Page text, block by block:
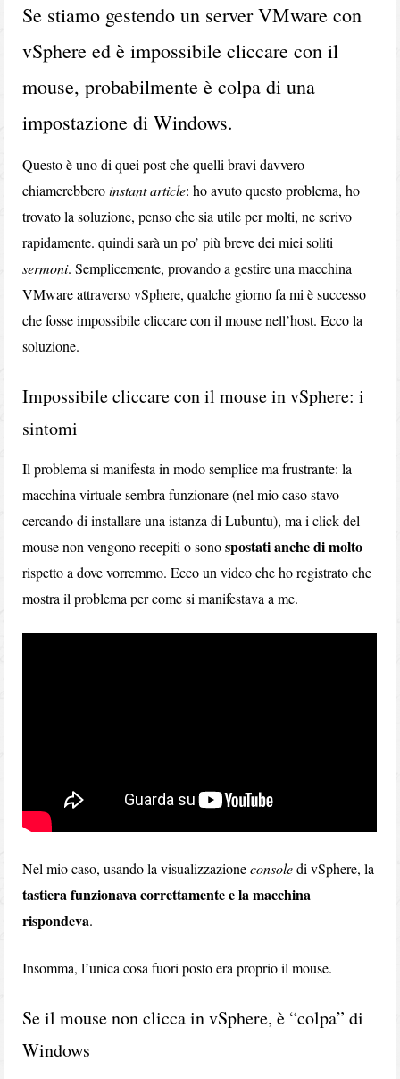
Se stiamo gestendo un server VMware con
vSphere ed è impossibile cliccare con il
mouse, probabilmente è colpa di una
impostazione di Windows.
Questo è uno di quei post che quelli bravi davvero
chiamerebberoinstant article: ho avuto questo problema, ho
trovato la soluzione, penso che sia utile per molti, ne scrivo
rapidamente. quindi sarà un po’ più breve dei miei soliti
sermoni. Semplicemente, provando a gestire una macchina
VMware attraverso vSphere, qualche giorno fa mi è successo
che fosse impossibile cliccare con il mouse nell’host. Ecco la
soluzione.
Impossibile cliccare con il mouse in vSphere: i
sintomi
Il problema si manifesta in modo semplice ma frustrante: la
macchina virtuale sembra funzionare (nel mio caso stavo
cercando di installare una istanza di Lubuntu), ma i click del
mouse non vengono recepiti o sonospostati anche di molto
rispetto a dove vorremmo. Ecco un video che ho registrato che
mostra il problema per come si manifestava a me.
Nel mio caso, usando la visualizzazioneconsoledi vSphere, la
tastiera funzionava correttamente e la macchina
rispondeva.
Insomma, l’unica cosa fuori posto era proprio il mouse.
Se il mouse non clicca in vSphere, è “colpa” di
Windows